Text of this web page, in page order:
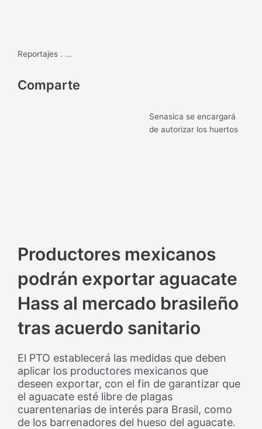
Reportajes . ...
Comparte
Senasica se encargará
de autorizar los huertos
Productores mexicanos
podrán exportar aguacate
Hass al mercado brasileño
tras acuerdo sanitario
El PTO establecerá las medidas que deben
aplicar los productores mexicanos que
deseen exportar, con el fin de garantizar que
el aguacate esté libre de plagas
cuarentenarias de interés para Brasil, como
de los barrenadores del hueso del aguacate.